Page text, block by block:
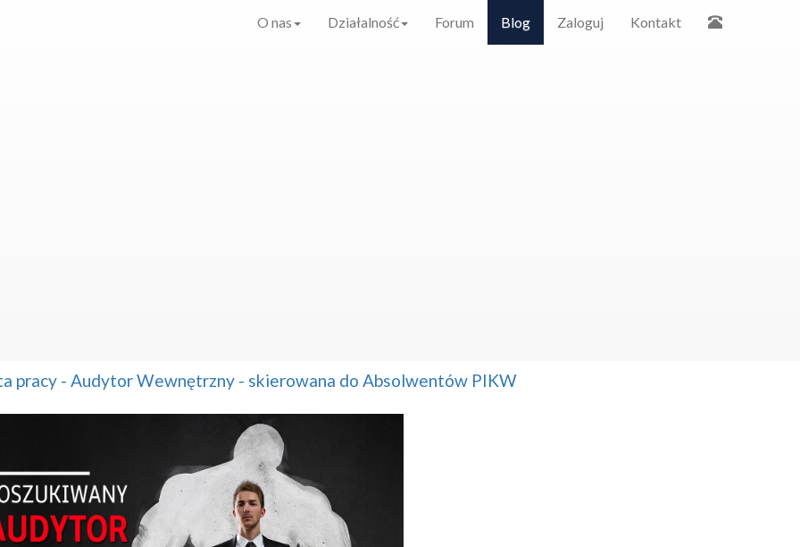
O nas Działalność Forum Blog Zaloguj Kontakt
pracy - Audytor Wewnętrzny - skierowana do Absolwentów PIKW